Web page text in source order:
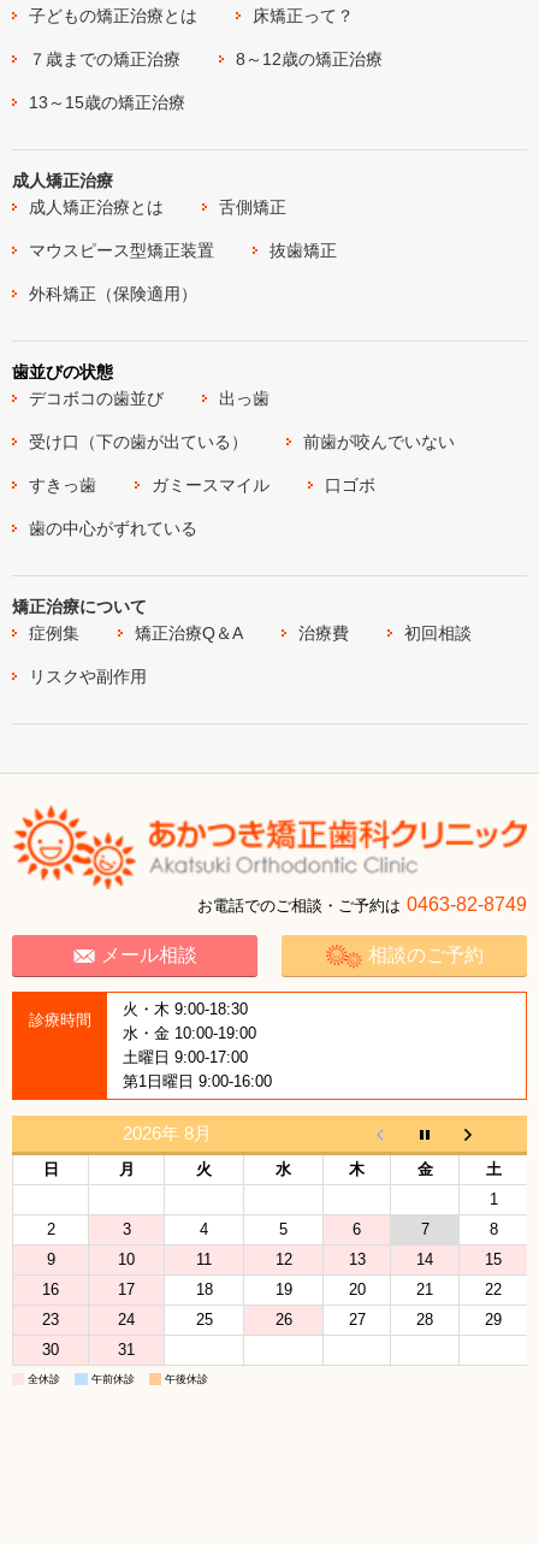
子どもの矯正治療とは
床矯正って？
７歳までの矯正治療 8～12歳の矯正治療
13～15歳の矯正治療
成人矯正治療
成人矯正治療とは
舌側矯正
マウスピース型矯正装置 抜歯矯正
外科矯正（保険適用）
歯並びの状態
デコボコの歯並び
出っ歯
受け口（下の歯が出ている） 前歯が咬んでいない
すきっ歯 ガミースマイル 口ゴボ
歯の中心がずれている
矯正治療について
症例集
矯正治療Q＆A 治療費 初回相談
リスクや副作用
お電話でのご相談・ご予約は 0463-82-8749
メール相談 相談のご予約
診療時間
火・木 9:00-18:30
水・金 10:00-19:00
土曜日 9:00-17:00
第1日曜日 9:00-16:00
2026年 8月
日 月 火 水 木 金
土
1
2
3 4 5 6 7
8
9
10 11 12 13 14
15
16
17 18 19 20 21
22
23
24 25 26 27 28
29
30
31
全休診 午前休診 午後休診